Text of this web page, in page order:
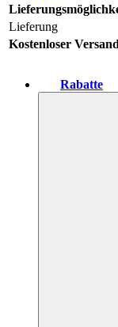
Lieferung
Kostenloser
Rabatte